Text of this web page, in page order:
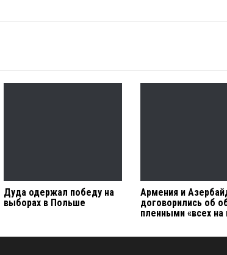
Дуда одержал победу на
выборах в Польше
Армения и
договорились об
пленными «всех на